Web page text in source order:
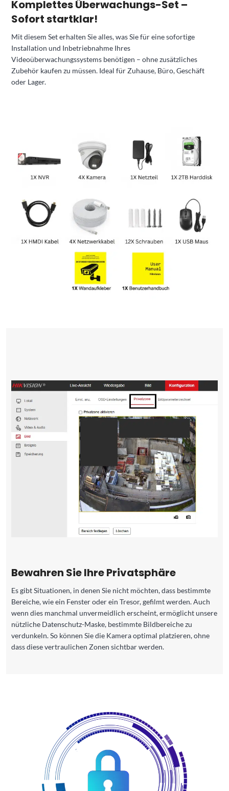
Komplettes Überwachungs-Set –
Sofort startklar!
Mit diesem Set erhalten Sie alles, was Sie für eine sofortige
Installation und Inbetriebnahme Ihres
Videoüberwachungssystems benötigen – ohne zusätzliches
Zubehör kaufen zu müssen. Ideal für Zuhause, Büro, Geschäft
oder Lager.
Bewahren Sie Ihre Privatsphäre
Es gibt Situationen, in denen Sie nicht möchten, dass bestimmte
Bereiche, wie ein Fenster oder ein Tresor, gefilmt werden. Auch
wenn dies manchmal unvermeidlich erscheint, ermöglicht unsere
nützliche Datenschutz-Maske, bestimmte Bildbereiche zu
verdunkeln. So können Sie die Kamera optimal platzieren, ohne
dass diese vertraulichen Zonen sichtbar werden.